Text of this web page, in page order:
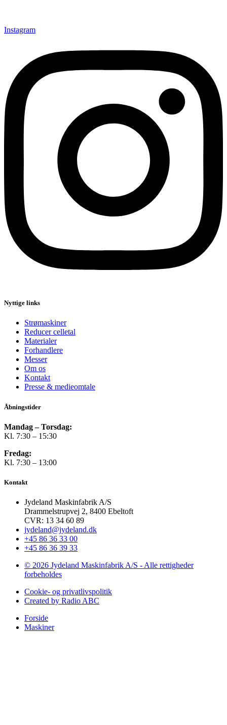
Instagram
Nyttige links
Strømaskiner
Reducer celletal
Materialer
Forhandlere
Messer
Om os
Kontakt
Presse & medieomtale
Åbningstider
Mandag – Torsdag:
Kl. 7:30 – 15:30
Fredag:
Kl. 7:30 – 13:00
Kontakt
Jydeland Maskinfabrik A/S
Drammelstrupvej 2, 8400 Ebeltoft
CVR: 13 34 60 89
jydeland@jydeland.dk
+45 86 36 33 00
+45 86 36 39 33
© 2026 Jydeland Maskinfabrik A/S - Alle rettigheder
forbeholdes
Cookie- og privatlivspolitik
Created by Radio ABC
Forside
Maskiner